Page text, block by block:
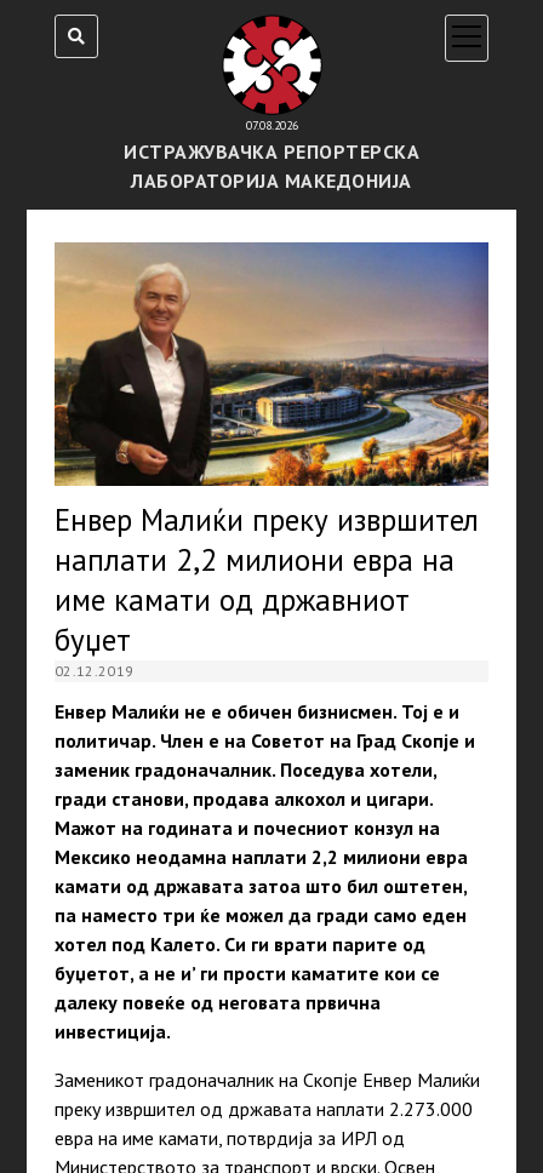
07.08.2026
ИСТРАЖУВАЧКА РЕПОРТЕРСКА
ЛАБОРАТОРИЈА МАКЕДОНИЈА
open
menu
Енвер Малиќи преку извршител
наплати 2,2 милиони евра на
име камати од државниот
буџет
02.12.2019
Енвер Малиќи не е обичен бизнисмен. Тој е и
политичар. Член е на Советот на Град Скопје и
заменик градоначалник. Поседува хотели,
гради станови, продава алкохол и цигари.
Мажот на годината и почесниот конзул на
Мексико неодамна наплати 2,2 милиони евра
камати од државата затоа што бил оштетен,
па наместо три ќе можел да гради само еден
хотел под Калето. Си ги врати парите од
буџетот, а не и’ ги прости каматите кои се
далеку повеќе од неговата првична
инвестиција.
Заменикот градоначалник на Скопје Енвер Малиќи
преку извршител од државата наплати 2.273.000
евра на име камати, потврдија за ИРЛ од
Министерството за транспорт и врски. Освен